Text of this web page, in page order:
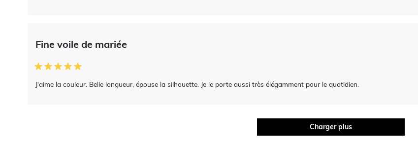
Fine voile de mariée
J'aime la couleur. Belle longueur, épouse la silhouette. Je le porte aussi très élégamment pour le quotidien.
Charger plus